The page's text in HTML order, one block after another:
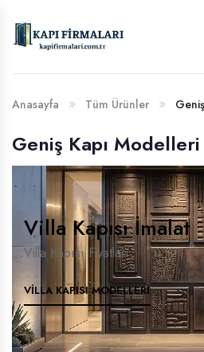
BANKA HESAP NUMARALARIMIZ
Anasayfa Tüm Ürünler
Geniş Kapı Modelleri
Villa Kapısı İmalat
Villa Kapısı Fiyatları
VILLA KAPISI MODELLERI